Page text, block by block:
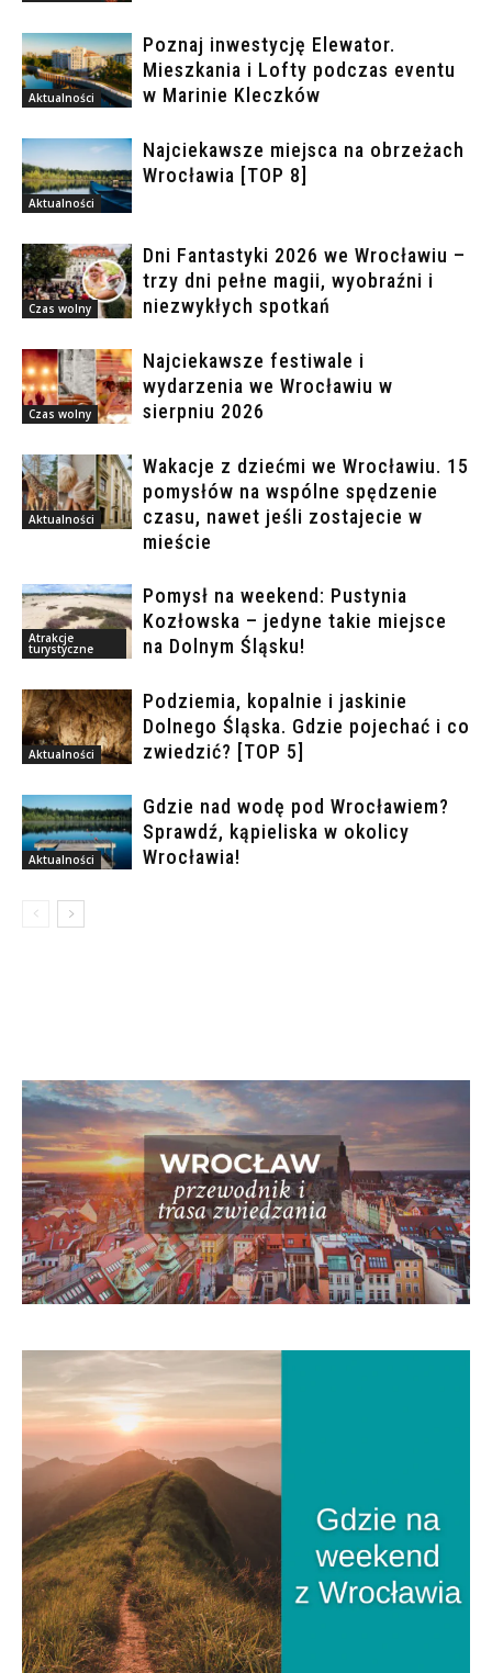
Aktualności
Poznaj inwestycję Elewator.
Mieszkania i Lofty podczas eventu
w Marinie Kleczków
Aktualności
Najciekawsze miejsca na obrzeżach
Wrocławia [TOP 8]
Czas wolny
Dni Fantastyki 2026 we Wrocławiu –
trzy dni pełne magii, wyobraźni i
niezwykłych spotkań
Czas wolny
Najciekawsze festiwale i
wydarzenia we Wrocławiu w
sierpniu 2026
Aktualności
Wakacje z dziećmi we Wrocławiu. 15
pomysłów na wspólne spędzenie
czasu, nawet jeśli zostajecie w
mieście
Atrakcje
turystyczne
Pomysł na weekend: Pustynia
Kozłowska – jedyne takie miejsce
na Dolnym Śląsku!
Aktualności
Podziemia, kopalnie i jaskinie
Dolnego Śląska. Gdzie pojechać i co
zwiedzić? [TOP 5]
Aktualności
Gdzie nad wodę pod Wrocławiem?
Sprawdź, kąpieliska w okolicy
Wrocławia!